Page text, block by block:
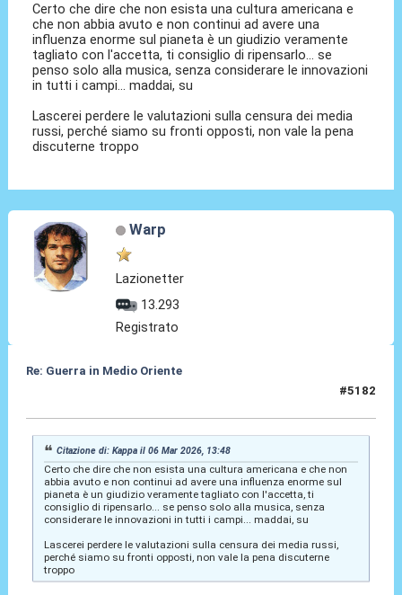
Certo che dire che non esista una cultura americana e
che non abbia avuto e non continui ad avere una
influenza enorme sul pianeta è un giudizio veramente
tagliato con l'accetta, ti consiglio di ripensarlo... se
penso solo alla musica, senza considerare le innovazioni
in tutti i campi... maddai, su
Lascerei perdere le valutazioni sulla censura dei media
russi, perché siamo su fronti opposti, non vale la pena
discuterne troppo
Warp
Lazionetter
13.293
Registrato
Re: Guerra in Medio Oriente
#5182
Citazione di: Kappa il 06 Mar 2026, 13:48
Certo che dire che non esista una cultura americana e che non
abbia avuto e non continui ad avere una influenza enorme sul
pianeta è un giudizio veramente tagliato con l'accetta, ti
consiglio di ripensarlo... se penso solo alla musica, senza
considerare le innovazioni in tutti i campi... maddai, su
Lascerei perdere le valutazioni sulla censura dei media russi,
perché siamo su fronti opposti, non vale la pena discuterne
troppo